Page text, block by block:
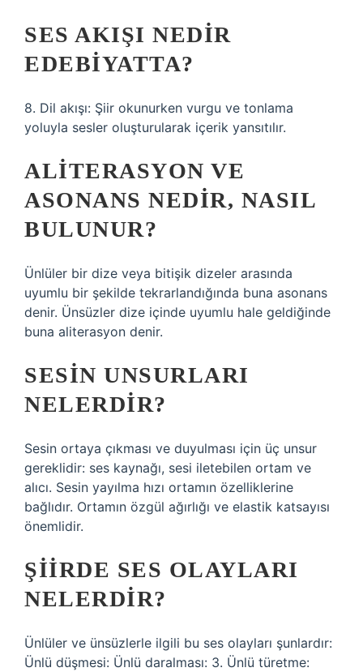
SES AKIŞI NEDIR
EDEBIYATTA?
8. Dil akışı: Şiir okunurken vurgu ve tonlama
yoluyla sesler oluşturularak içerik yansıtılır.
ALITERASYON VE
ASONANS NEDIR, NASIL
BULUNUR?
Ünlüler bir dize veya bitişik dizeler arasında
uyumlu bir şekilde tekrarlandığında buna asonans
denir. Ünsüzler dize içinde uyumlu hale geldiğinde
buna aliterasyon denir.
SESIN UNSURLARI
NELERDIR?
Sesin ortaya çıkması ve duyulması için üç unsur
gereklidir: ses kaynağı, sesi iletebilen ortam ve
alıcı. Sesin yayılma hızı ortamın özelliklerine
bağlıdır. Ortamın özgül ağırlığı ve elastik katsayısı
önemlidir.
ŞIIRDE SES OLAYLARI
NELERDIR?
Ünlüler ve ünsüzlerle ilgili bu ses olayları şunlardır:
Ünlü düşmesi: Ünlü daralması: 3. Ünlü türetme: